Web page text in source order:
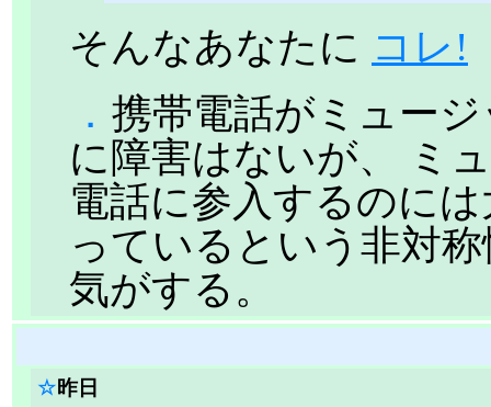
そんなあなたに コレ!
． 携帯電話がミュー
に障害はないが、 ミ
電話に参入するのに
っているという非対
気がする。
☆ 昨日